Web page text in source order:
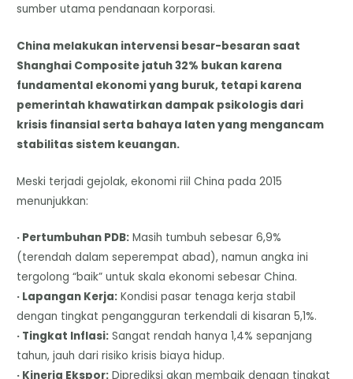
sumber utama pendanaan korporasi.
China melakukan intervensi besar-besaran saat
Shanghai Composite jatuh 32% bukan karena
fundamental ekonomi yang buruk, tetapi karena
pemerintah khawatirkan dampak psikologis dari
krisis finansial serta bahaya laten yang mengancam
stabilitas sistem keuangan.
Meski terjadi gejolak, ekonomi riil China pada 2015
menunjukkan:
· Pertumbuhan PDB: Masih tumbuh sebesar 6,9%
(terendah dalam seperempat abad), namun angka ini
tergolong “baik” untuk skala ekonomi sebesar China.
· Lapangan Kerja: Kondisi pasar tenaga kerja stabil
dengan tingkat pengangguran terkendali di kisaran 5,1%.
· Tingkat Inflasi: Sangat rendah hanya 1,4% sepanjang
tahun, jauh dari risiko krisis biaya hidup.
· Kinerja Ekspor: Diprediksi akan membaik dengan tingkat